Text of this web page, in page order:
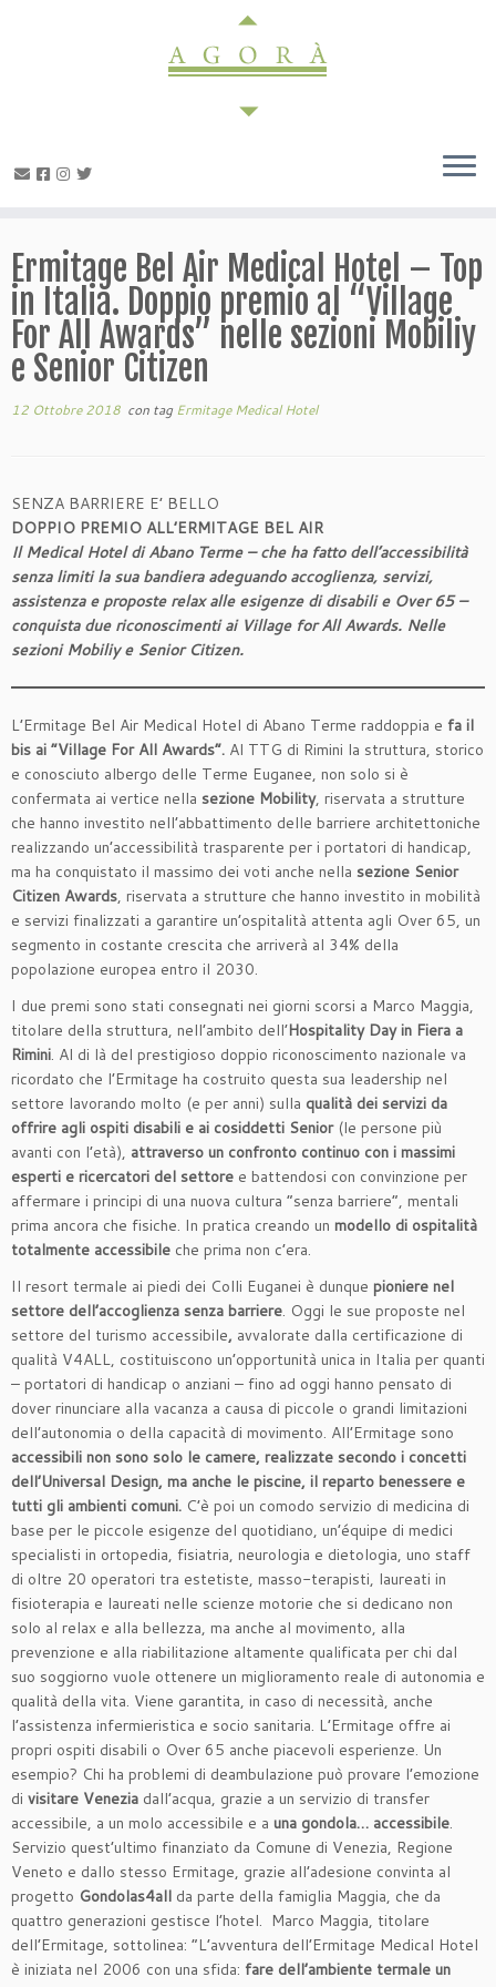
Ermitage Bel Air Medical Hotel – Top
in Italia. Doppio premio al “Village
For All Awards” nelle sezioni Mobiliy
e Senior Citizen
12 Ottobre 2018 con tagErmitage Medical Hotel
SENZA BARRIERE E’ BELLO
DOPPIO PREMIO ALL’ERMITAGE BEL AIR
Il Medical Hotel di Abano Terme – che ha fatto dell’accessibilità
senza limiti la sua bandiera adeguando accoglienza, servizi,
assistenza e proposte relax alle esigenze di disabili e Over 65 –
conquista due riconoscimenti ai Village for All Awards. Nelle
sezioni Mobiliy e Senior Citizen.
L’Ermitage Bel Air Medical Hotel di Abano Terme raddoppia e fa il
bis ai “Village For All Awards”. Al TTG di Rimini la struttura, storico
e conosciuto albergo delle Terme Euganee, non solo si è
confermata ai vertice nella sezione Mobility, riservata a strutture
che hanno investito nell’abbattimento delle barriere architettoniche
realizzando un’accessibilità trasparente per i portatori di handicap,
ma ha conquistato il massimo dei voti anche nella sezione Senior
Citizen Awards, riservata a strutture che hanno investito in mobilità
e servizi finalizzati a garantire un’ospitalità attenta agli Over 65, un
segmento in costante crescita che arriverà al 34% della
popolazione europea entro il 2030.
I due premi sono stati consegnati nei giorni scorsi a Marco Maggia,
titolare della struttura, nell’ambito dell’Hospitality Day in Fiera a
Rimini. Al di là del prestigioso doppio riconoscimento nazionale va
ricordato che l’Ermitage ha costruito questa sua leadership nel
settore lavorando molto (e per anni) sulla qualità dei servizi da
offrire agli ospiti disabili e ai cosiddetti Senior(le persone più
avanti con l’età), attraverso un confronto continuo con i massimi
esperti e ricercatori del settore e battendosi con convinzione per
affermare i principi di una nuova cultura “senza barriere”, mentali
prima ancora che fisiche. In pratica creando un modello di ospitalità
totalmente accessibile che prima non c’era.
Il resort termale ai piedi dei Colli Euganei è dunque pioniere nel
settore dell’accoglienza senza barriere. Oggi le sue proposte nel
settore del turismo accessibile, avvalorate dalla certificazione di
qualità V4ALL, costituiscono un’opportunità unica in Italia per quanti
– portatori di handicap o anziani – fino ad oggi hanno pensato di
dover rinunciare alla vacanza a causa di piccole o grandi limitazioni
dell’autonomia o della capacità di movimento. All’Ermitage sono
accessibili non sono solo le camere, realizzate secondo i concetti
dell’Universal Design, ma anche le piscine, il reparto benessere e
tutti gli ambienti comuni. C’è poi un comodo servizio di medicina di
base per le piccole esigenze del quotidiano, un’équipe di medici
specialisti in ortopedia, fisiatria, neurologia e dietologia, uno staff
di oltre 20 operatori tra estetiste, masso-terapisti, laureati in
fisioterapia e laureati nelle scienze motorie che si dedicano non
solo al relax e alla bellezza, ma anche al movimento, alla
prevenzione e alla riabilitazione altamente qualificata per chi dal
suo soggiorno vuole ottenere un miglioramento reale di autonomia e
qualità della vita. Viene garantita, in caso di necessità, anche
l’assistenza infermieristica e socio sanitaria. L’Ermitage offre ai
propri ospiti disabili o Over 65 anche piacevoli esperienze. Un
esempio? Chi ha problemi di deambulazione può provare l’emozione
di visitare Venezia dall’acqua, grazie a un servizio di transfer
accessibile, a un molo accessibile e a una gondola… accessibile.
Servizio quest’ultimo finanziato da Comune di Venezia, Regione
Veneto e dallo stesso Ermitage, grazie all’adesione convinta al
progetto Gondolas4all da parte della famiglia Maggia, che da
quattro generazioni gestisce l’hotel. Marco Maggia, titolare
dell’Ermitage, sottolinea: “L’avventura dell’Ermitage Medical Hotel
è iniziata nel 2006 con una sfida: fare dell’ambiente termale un